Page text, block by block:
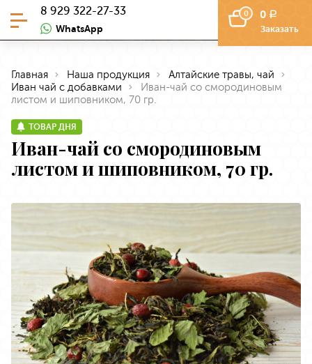
8 929 322-27-33
WhatsApp
0 0 a
Заказать
Главная Наша продукция
Алтайские травы, чай
Иван чай с добавками
Иван-чай со смородиновым
листом и шиповником, 70 гр.
ТОВАР ДНЯ
Иван-чай со смородиновым
листом и шиповником, 70 гр.